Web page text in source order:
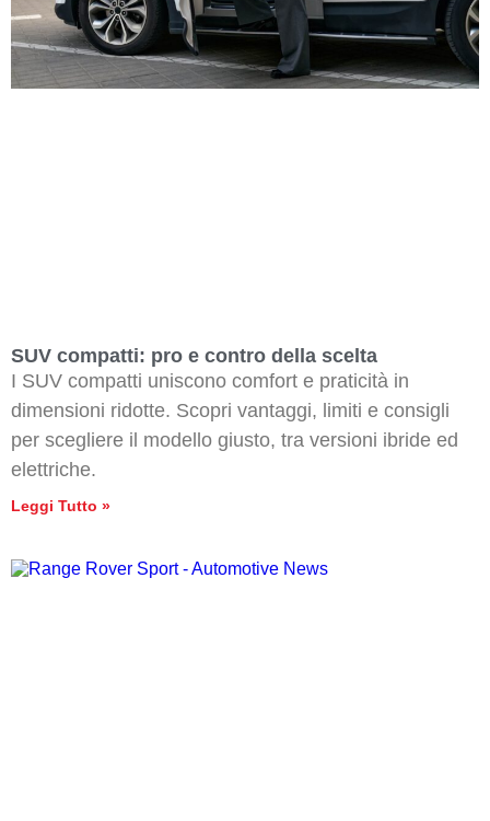
SUV compatti: pro e contro della scelta
I SUV compatti uniscono comfort e praticità in
dimensioni ridotte. Scopri vantaggi, limiti e consigli
per scegliere il modello giusto, tra versioni ibride ed
elettriche.
Leggi Tutto »